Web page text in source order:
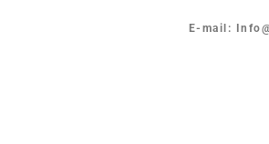
E-mail: